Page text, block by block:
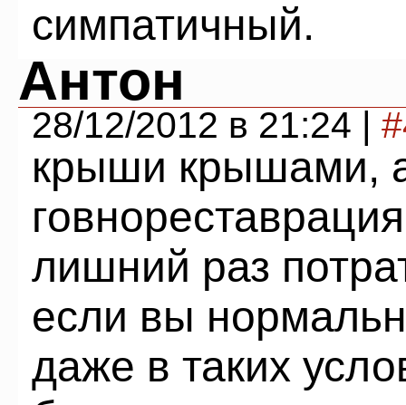
симпатичный.
Антон
28/12/2012 в 21:24 |
крыши крышами,
лишний раз
если вы
даже в таких